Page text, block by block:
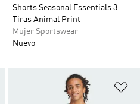
Shorts Seasonal Essentials 3
Tiras Animal Print
Mujer Sportswear
Nuevo
Añadir a la lista de deseos